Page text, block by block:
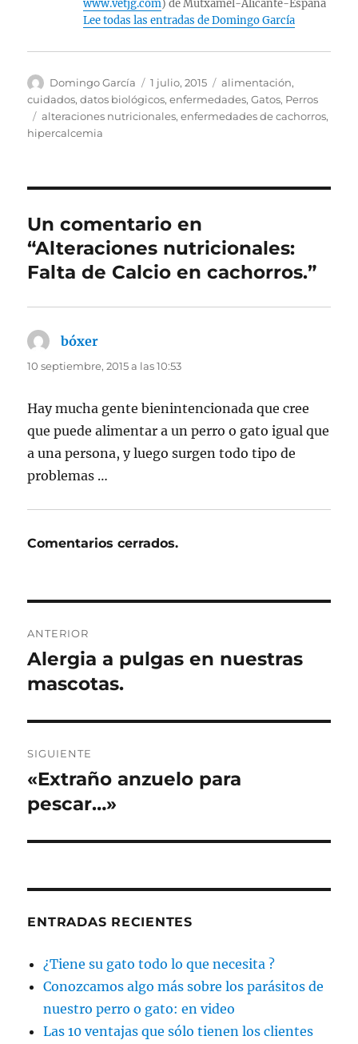
www.vetjg.com) de Mutxamel-Alicante-España
Lee todas las entradas de Domingo García
Autor
Domingo García
Publicado
el
1 julio, 2015 Categorías
alimentación,
cuidados,datos biológicos,enfermedades,Gatos, Perros
Etiquetas
alteraciones nutricionales,enfermedades de cachorros,
hipercalcemia
Un comentario en
“Alteraciones nutricionales:
Falta de Calcio en cachorros.”
bóxer
10 septiembre, 2015 a las 10:53
Hay mucha gente bienintencionada que cree
que puede alimentar a un perro o gato igual que
a una persona, y luego surgen todo tipo de
problemas …
Comentarios cerrados.
de
entradas
ANTERIOR
Entrada
anterior:
Alergia a pulgas en nuestras
mascotas.
SIGUIENTE
Entrada
siguiente:
«Extraño anzuelo para
pescar…»
ENTRADAS RECIENTES
¿Tiene su gato todo lo que necesita ?
Conozcamos algo más sobre los parásitos de
nuestro perro o gato: en video
Las 10 ventajas que sólo tienen los clientes